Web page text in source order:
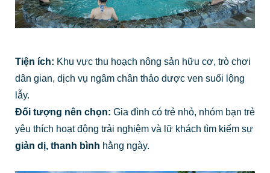
Tiện ích: Khu vực thu hoạch nông sản hữu cơ, trò chơi
dân gian, dịch vụ ngâm chân thảo dược ven suối lộng
lẫy.
Đối tượng nên chọn: Gia đình có trẻ nhỏ, nhóm bạn trẻ
yêu thích hoạt động trải nghiệm và lữ khách tìm kiếm sự
giản dị, thanh bình hằng ngày.